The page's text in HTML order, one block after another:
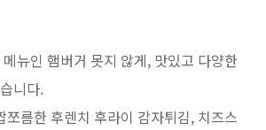
뉴인 햄버거 못지 않게, 맛있고 다양한
니다.
쪼름한 후렌치 후라이 감자튀김, 치즈스